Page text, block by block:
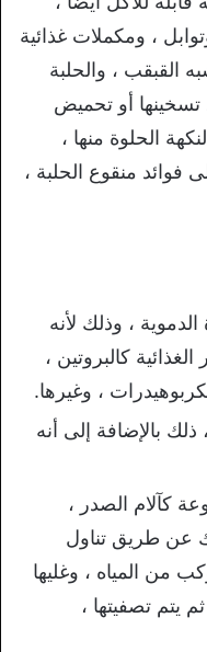
، ومكملات غذائية
القبقب ، والحلبة
تسخينها أو تحميض
الحلوة منها ،
منقوع الحلبة ،
، وذلك لأنه
كالبروتين ،
، وغيرها.
بالإضافة إلى أنه
كآلام الصدر ،
عن طريق تناول
من المياه ، وغليها
10 دقائق ، ثم يتم تصفيتها ،